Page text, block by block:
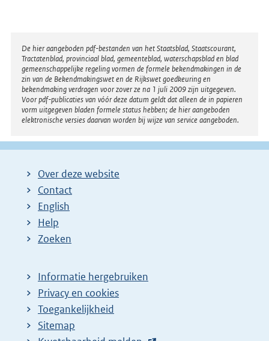
Disclaimer
De hier aangeboden pdf-bestanden van het Staatsblad, Staatscourant,
Tractatenblad, provinciaal blad, gemeenteblad, waterschapsblad en blad
gemeenschappelijke regeling vormen de formele bekendmakingen in de
zin van de Bekendmakingswet en de Rijkswet goedkeuring en
bekendmaking verdragen voor zover ze na 1 juli 2009 zijn uitgegeven.
Voor pdf-publicaties van vóór deze datum geldt dat alleen de in papieren
vorm uitgegeven bladen formele status hebben; de hier aangeboden
elektronische versies daarvan worden bij wijze van service aangeboden.
Over deze website
Contact
English
Help
Zoeken
Informatie hergebruiken
Privacy en cookies
Toegankelijkheid
Sitemap